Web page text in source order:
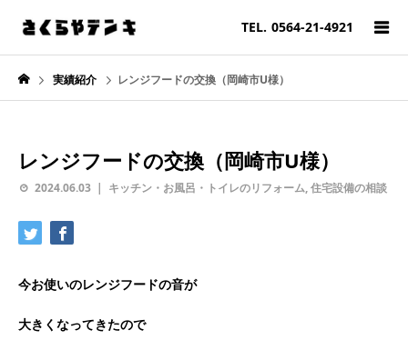
TEL. 0564-21-4921
実績紹介 レンジフードの交換（岡崎市U様）
レンジフードの交換（岡崎市U様）
2024.06.03 キッチン・お風呂・トイレのリフォーム,住宅設備の相談
今お使いのレンジフードの音が
大きくなってきたので